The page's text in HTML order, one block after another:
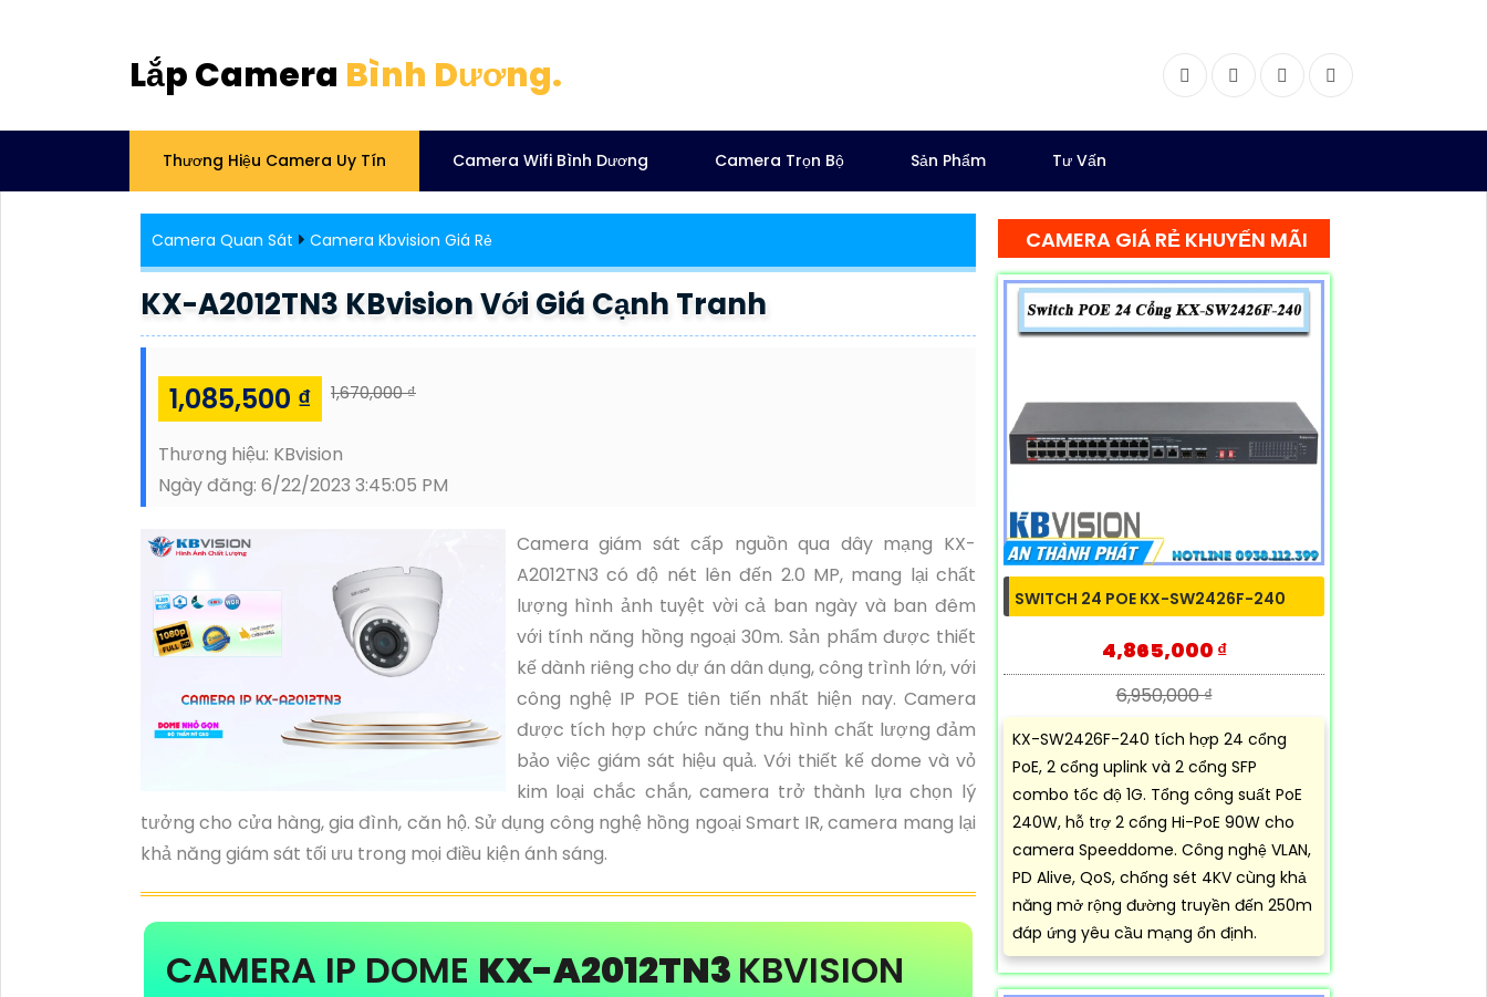
Lắp Camera Bình Dương. FacebookTwitter InstagramDribbble
Thương Hiệu Camera Uy Tín Camera Wifi Bình Dương Camera Trọn Bộ Sản Phẩm Tư Vấn
Camera Quan Sát Camera Kbvision Giá Rẻ
KX-A2012TN3 KBvision Với Giá Cạnh Tranh
1,085,500 ₫ 1,670,000 ₫
Thương hiệu: KBvision
Ngày đăng: 6/22/2023 3:45:05 PM
Camera giám sát cấp nguồn qua dây mạng KX-
A2012TN3 có độ nét lên đến 2.0 MP, mang lại chất
lượng hình ảnh tuyệt vời cả ban ngày và ban đêm
với tính năng hồng ngoại 30m. Sản phẩm được thiết
kế dành riêng cho dự án dân dụng, công trình lớn, với
công nghệ IP POE tiên tiến nhất hiện nay. Camera
được tích hợp chức năng thu hình chất lượng đảm
bảo việc giám sát hiệu quả. Với thiết kế dome và vỏ
kim loại chắc chắn, camera trở thành lựa chọn lý
tưởng cho cửa hàng, gia đình, căn hộ. Sử dụng công nghệ hồng ngoại Smart IR, camera mang lại
khả năng giám sát tối ưu trong mọi điều kiện ánh sáng.
CAMERA IP DOMEKX-A2012TN3KBVISION
CAMERA GIÁ RẺ KHUYẾN MÃI
SWITCH 24 POE KX-SW2426F-240
4,865,000 ₫
6,950,000 ₫
KX-SW2426F-240 tích hợp 24 cổng
PoE, 2 cổng uplink và 2 cổng SFP
combo tốc độ 1G. Tổng công suất PoE
240W, hỗ trợ 2 cổng Hi-PoE 90W cho
camera Speeddome. Công nghệ VLAN,
PD Alive, QoS, chống sét 4KV cùng khả
năng mở rộng đường truyền đến 250m
đáp ứng yêu cầu mạng ổn định.